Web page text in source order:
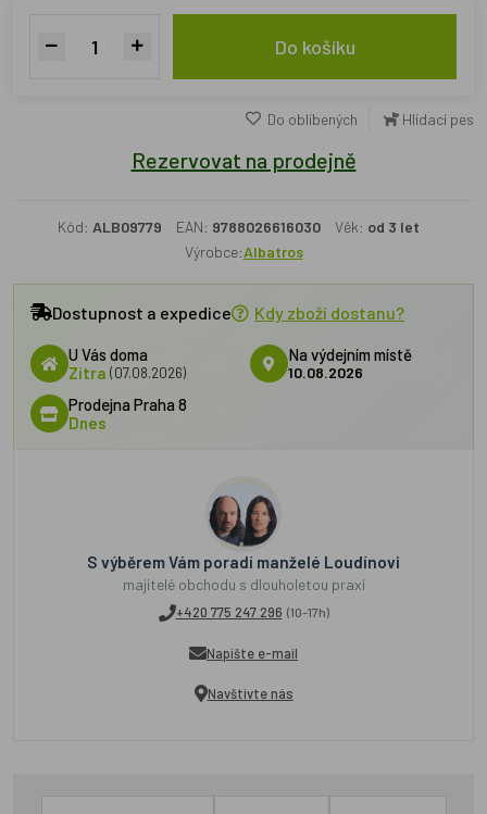
Do košíku
Do oblíbených Hlídací pes
Rezervovat na prodejně
Kód: ALB09779 EAN: 9788026616030 Věk: od 3 let
Výrobce:Albatros
Dostupnost a expedice Kdy zboží dostanu?
U Vás doma
Zítra (07.08.2026)
Na výdejním místě
10.08.2026
Prodejna Praha 8
Dnes
S výběrem Vám poradí manželé Loudínovi
majitelé obchodu s dlouholetou praxí
+420 775 247 296 (10-17h)
Napište e-mail
Navštivte nás